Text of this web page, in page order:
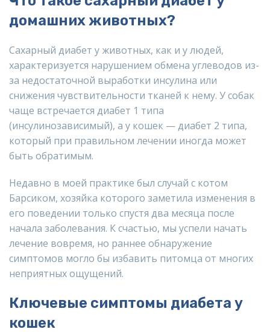
домашних животных?
Сахарный диабет у животных, как и у людей,
характеризуется нарушением обмена углеводов из-
за недостаточной выработки инсулина или
снижения чувствительности тканей к нему. У собак
чаще встречается диабет 1 типа
(инсулинозависимый), а у кошек — диабет 2 типа,
который при правильном лечении иногда может
быть обратимым.
Недавно в моей практике был случай с котом
Барсиком, хозяйка которого заметила изменения в
его поведении только спустя два месяца после
начала заболевания. К счастью, мы успели начать
лечение вовремя, но раннее обнаружение
симптомов могло бы избавить питомца от многих
неприятных ощущений.
Ключевые симптомы диабета у
кошек